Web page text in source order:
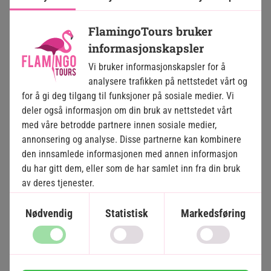
rett utenfor stranden.
Resortet har også et flott, familievennlig
bassengområde med et lite, grunt barnebasseng og
mange solsenger og parasoller. Ved siden av
bassengområdet finnes en flott lekeplass hvor barna
raskt får nye venner, samt en bassengbar hvor barna
kan få en is og foreldrene kan nyte en forfriskende
cocktail.
Det finnes også flere familievennlige
vannsportsaktiviteter og utflukter. Ta for eksempel en
hyggelig båttur med en tradisjonell, maldivisk dhoni
med mulighet for å svømme og snorkle samt oppleve
hvalhaier, skilpadder og djevelrokker underveis.
Reiser dere som familie, kan dere bo i lekre villaer med
Velg dato og reiselengde
Motta personlig tilbud
Se og velg flyplan
Godkjenn og bestill
FlamingoTours bruker
informasjonskapsler
Vi bruker informasjonskapsler for å
analysere trafikken på nettstedet vårt og
for å gi deg tilgang til funksjoner på sosiale medier. Vi
deler også informasjon om din bruk av nettstedet vårt
med våre betrodde partnere innen sosiale medier,
annonsering og analyse. Disse partnerne kan kombinere
den innsamlede informasjonen med annen informasjon
du har gitt dem, eller som de har samlet inn fra din bruk
av deres tjenester.
Nødvendig Statistisk Markedsføring